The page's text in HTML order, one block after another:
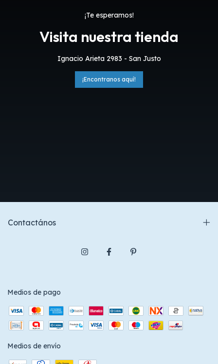
¡Te esperamos!
Visita nuestra tienda
Ignacio Arieta 2983 - San Justo
¡Encontranos aquí!
Contactános
Medios de pago
Medios de envío